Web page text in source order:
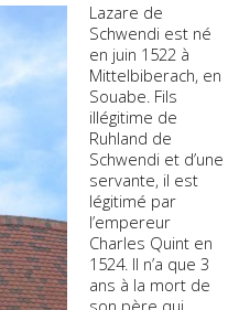
Lazare de
Schwendi est né
en juin 1522 à
Mittelbiberach, en
Souabe. Fils
illégitime de
Ruhland de
Schwendi et d’une
servante, il est
légitimé par
l’empereur
Charles Quint en
1524. Il n’a que 3
ans à la mort de